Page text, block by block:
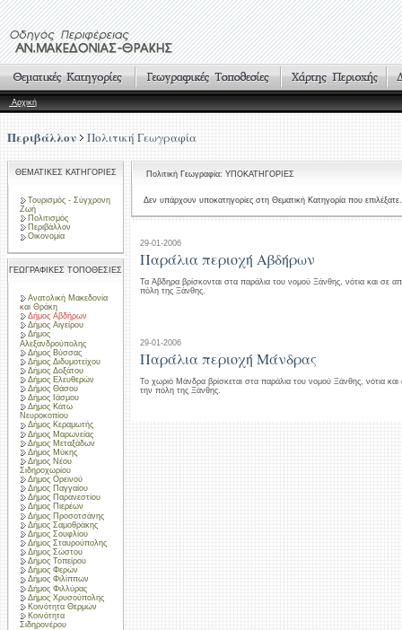
Αρχική
Περιβάλλον Πολιτική Γεωγραφία
ΘΕΜΑΤΙΚΕΣ ΚΑΤΗΓΟΡΙΕΣ
Τουρισμός - Σύγχρονη
Ζωή
Πολιτισμός
Περιβάλλον
Οικονομία
ΓΕΩΓΡΑΦΙΚΕΣ ΤΟΠΟΘΕΣΙΕΣ
Ανατολική Μακεδονία
και Θράκη
Δήμος Αβδήρων
Δήμος Αιγείρου
Δήμος
Αλεξανδρούπολης
Δήμος Βύσσας
Δήμος Διδυμοτείχου
Δήμος Δοξάτου
Δήμος Ελευθερών
Δήμος Θάσου
Δήμος Ιάσμου
Δήμος Κάτω
Νευροκοπίου
Δήμος Κεραμωτής
Δήμος Μαρωνείας
Δήμος Μεταξάδων
Δήμος Μύκης
Δήμος Νέου
Σιδηροχωρίου
Δήμος Ορεινού
Δήμος Παγγαίου
Δήμος Παρανεστίου
Δήμος Πιερέων
Δήμος Προσοτσάνης
Δήμος Σαμοθράκης
Δήμος Σουφλίου
Δήμος Σταυρούπολης
Δήμος Σώστου
Δήμος Τοπείρου
Δήμος Φερών
Δήμος Φιλίππων
Δήμος Φιλλύρας
Δήμος Χρυσούπολης
Κοινότητα Θερμών
Κοινότητα
Σιδηρονέρου
Πολιτική Γεωγραφία: ΥΠΟΚΑΤΗΓΟΡΙΕΣ
Δεν υπάρχουν υποκατηγορίες στη Θεματική Κατηγορία που επιλέξατε.
29-01-2006
Παράλια περιοχή Αβδήρων
Τα Άβδηρα βρίσκονται στα παράλια του νομού Ξάνθης, νότια και σε
πόλη της Ξάνθης.
29-01-2006
Παράλια περιοχή Μάνδρας
Το χωριό Mάνδρα βρίσκεται στα παράλια του νομού Ξάνθης, νότια
την πόλη της Ξάνθης.